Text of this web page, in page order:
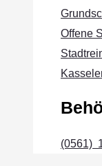
Offene
(0561)